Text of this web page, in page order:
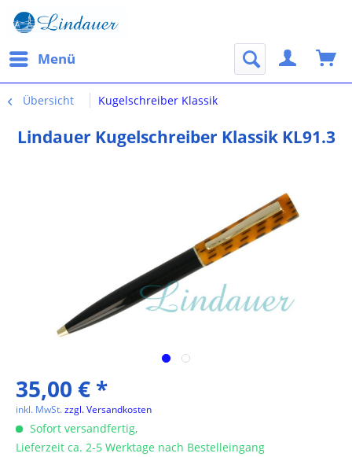
Menü
Übersicht Kugelschreiber Klassik
Lindauer Kugelschreiber Klassik KL91.3
35,00 € *
inkl. MwSt.zzgl. Versandkosten
Sofort versandfertig,
Lieferzeit ca. 2-5 Werktage nach Bestelleingang